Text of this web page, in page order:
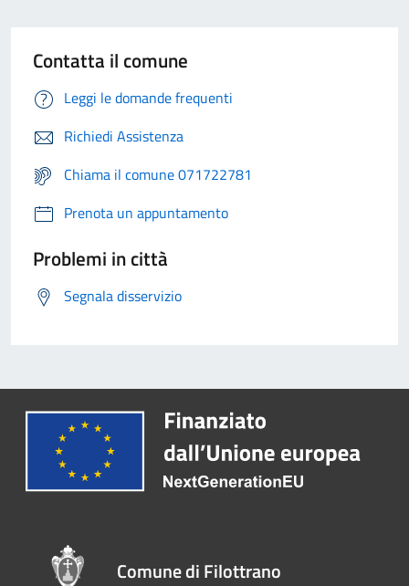
Contatta il comune
Leggi le domande frequenti
Richiedi Assistenza
Chiama il comune 071722781
Prenota un appuntamento
Problemi in città
Segnala disservizio
Comune di Filottrano